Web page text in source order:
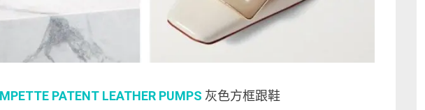
PATENT LEATHER PUMPS 灰色方框跟鞋